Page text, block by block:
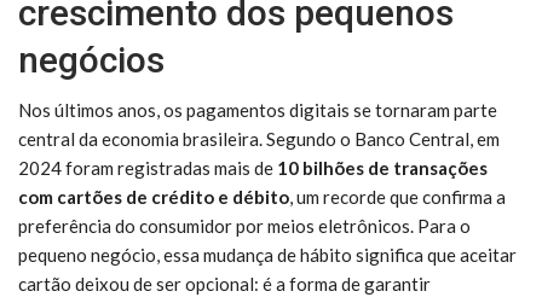
crescimento dos pequenos
negócios
Nos últimos anos, os pagamentos digitais se tornaram parte
central da economia brasileira. Segundo o Banco Central, em
2024 foram registradas mais de 10 bilhões de transações
com cartões de crédito e débito, um recorde que confirma a
preferência do consumidor por meios eletrônicos. Para o
pequeno negócio, essa mudança de hábito significa que aceitar
cartão deixou de ser opcional: é a forma de garantir